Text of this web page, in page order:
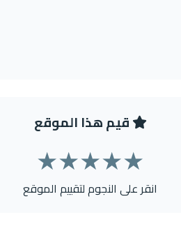
قيم هذا الموقع
★
★
★
★
★
انقر على النجوم لتقييم الموقع